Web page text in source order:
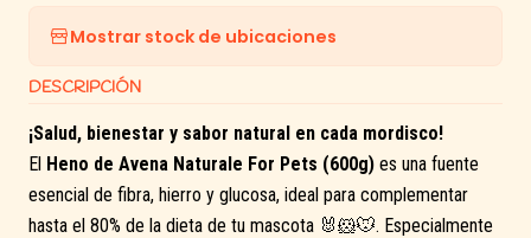
Mostrar stock de ubicaciones
DESCRIPCIÓN
¡Salud, bienestar y sabor natural en cada mordisco!
El Heno de Avena Naturale For Pets (600g) es una fuente
esencial de fibra, hierro y glucosa, ideal para complementar
hasta el 80% de la dieta de tu mascota 🐰🐹🐭. Especialmente